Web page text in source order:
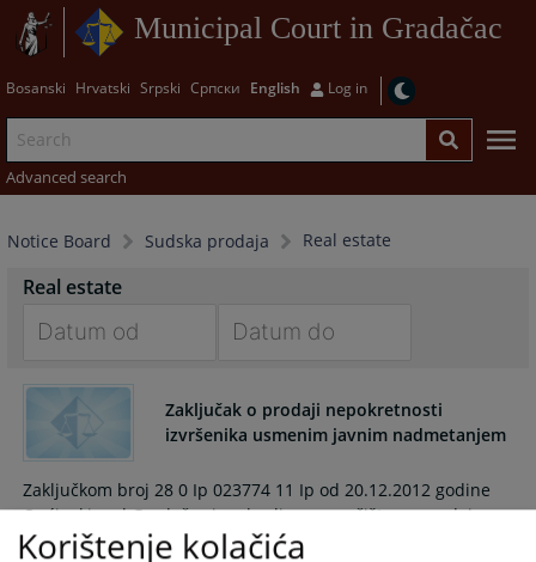
Municipal Court in Gradačac
Bosanski Hrvatski Srpski Српски English Log in
Advanced search
Notice Board Sudska prodaja Real estate
Real estate
forward
interact
the
calendar
and
forward
to
the
calendar
and
Zaključak o prodaji nepokretnosti
izvršenika usmenim javnim nadmetanjem
Zaključkom broj 28 0 Ip 023774 11 Ip od 20.12.2012 godine
Općinski sud Gradačac je odredio prvo ročište za prodaju
nepokretnosti izvršenika usmenim javnim nadmetanjem za
Korištenje kolačića